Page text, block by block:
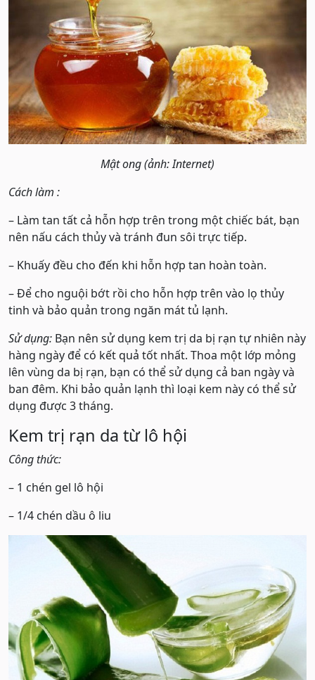
Mật ong (ảnh: Internet)
Cách làm :
– Làm tan tất cả hỗn hợp trên trong một chiếc bát, bạn
nên nấu cách thủy và tránh đun sôi trực tiếp.
– Khuấy đều cho đến khi hỗn hợp tan hoàn toàn.
– Để cho nguội bớt rồi cho hỗn hợp trên vào lọ thủy
tinh và bảo quản trong ngăn mát tủ lạnh.
Sử dụng: Bạn nên sử dụng kem trị da bị rạn tự nhiên này
hàng ngày để có kết quả tốt nhất. Thoa một lớp mỏng
lên vùng da bị rạn, bạn có thể sử dụng cả ban ngày và
ban đêm. Khi bảo quản lạnh thì loại kem này có thể sử
dụng được 3 tháng.
Kem trị rạn da từ lô hội
Công thức:
– 1 chén gel lô hội
– 1/4 chén dầu ô liu